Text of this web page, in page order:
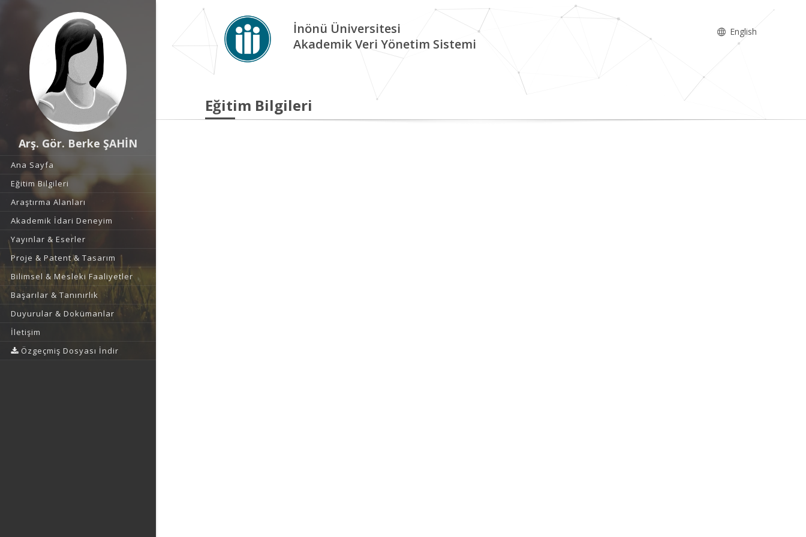
Arş. Gör. Berke ŞAHİN
Ana Sayfa
Eğitim Bilgileri
Araştırma Alanları
Akademik İdari Deneyim
Yayınlar & Eserler
Proje & Patent & Tasarım
Bilimsel & Mesleki Faaliyetler
Başarılar & Tanınırlık
Duyurular & Dokümanlar
İletişim
Özgeçmiş Dosyası İndir
İnönü Üniversitesi
Akademik Veri Yönetim Sistemi
English
Eğitim Bilgileri